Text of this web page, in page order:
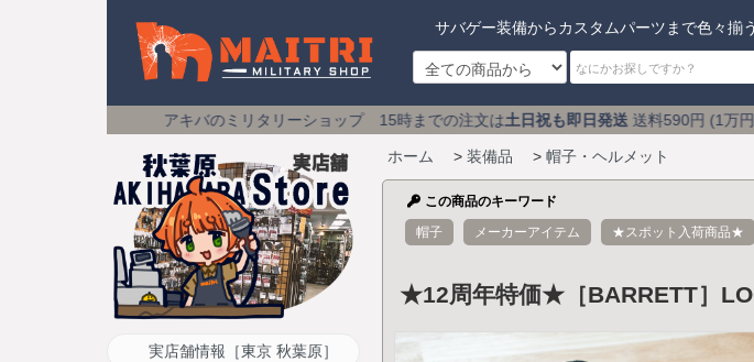
サバゲー装備からカスタムパーツまで色々揃
アキバのミリタリーショップ 15時までの注文は土日祝も即日発送送料590円 (1万円以上で送料
ホーム > 装備品 > 帽子・ヘルメット
この商品のキーワード
帽子
メーカーアイテム ★スポット入荷商品★
★12周年特価★［BARRETT］
実店舗情報［東京 秋葉原］